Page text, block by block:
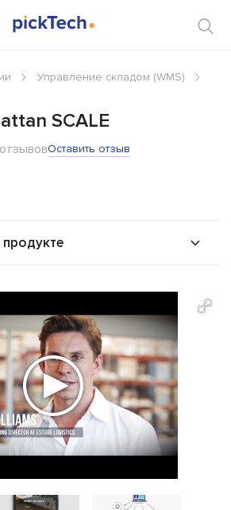
Управление складом (WMS)
SCALE
Оставить отзыв